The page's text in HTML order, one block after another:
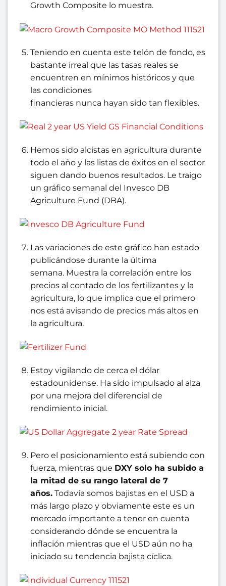
Growth Composite lo muestra.
Teniendo en cuenta este telón de fondo, es
bastante irreal que las tasas reales se
encuentren en mínimos históricos y que
las condiciones
financieras nunca hayan sido tan flexibles.
Hemos sido alcistas en agricultura durante
todo el año y las listas de éxitos en el sector
siguen dando buenos resultados. Le traigo
un gráfico semanal del Invesco DB
Agriculture Fund (DBA).
Las variaciones de este gráfico han estado
publicándose durante la última
semana. Muestra la correlación entre los
precios al contado de los fertilizantes y la
agricultura, lo que implica que el primero
nos está avisando de precios más altos en
la agricultura.
Estoy vigilando de cerca el dólar
estadounidense. Ha sido impulsado al alza
por una mejora del diferencial de
rendimiento inicial.
Pero el posicionamiento está subiendo con
fuerza, mientras que DXY solo ha subido a
la mitad de su rango lateral de 7
años.Todavía somos bajistas en el USD a
más largo plazoy obviamente este es un
mercado importante a tener en cuenta
considerando dónde se encuentra la
inflación mientras que el USD aún no ha
iniciado su tendencia bajista cíclica.